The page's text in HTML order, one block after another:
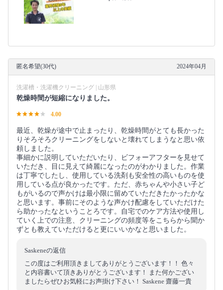
匿名希望(30代) 2024年04月
洗濯槽・洗濯機クリーニング | 山形県
乾燥時間が短縮になりました。
4.00
最近、乾燥が途中で止まったり、乾燥時間がとても長かった
りそろそろクリーニングをしないと壊れてしまうなと思い依
頼しました。
事細かに説明していただいたり、ビフォーアフターを見せて
いただき、目に見えて綺麗になったのがわかりました。作業
は丁寧でしたし、使用している洗剤も安全性の高いものを使
用している点が良かったです。ただ、赤ちゃんや小さい子ど
もがいるので声かけは最小限に留めていただきたかったかな
と思います。事前にそのような声かけ配慮をしていただけた
ら助かったなということろです。自宅でのケア方法や使用し
ていく上での注意、クリーニングの頻度等をこちらから聞か
ずとも教えていただけると更にいいかなと思いました。
Saskeneの返信
この度はご利用頂きましてありがとうございます！！ 色々
と内容書いて頂きありがとうございます！ また何かござい
ましたらぜひお気軽にお声掛け下さい！ Saskene 齋藤一貴